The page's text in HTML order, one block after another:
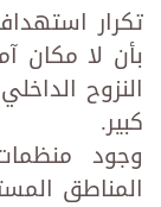
تكرار
بأن لا مكان
النزوح
كبير.
وجود
المناطق